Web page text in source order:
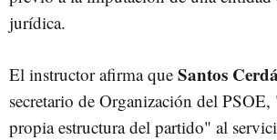
jurídica.
El instructor afirma que Santos
secretario de Organización del
propia estructura del partido" al